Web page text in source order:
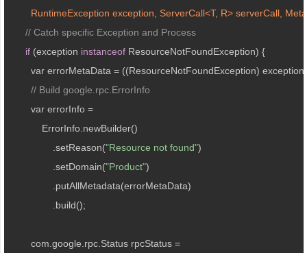
RuntimeException exception, ServerCall<T, R> serverCall,
// Catch specific Exception and Process
if (exception instanceof ResourceNotFoundException) {
var errorMetaData = ((ResourceNotFoundException)
// Build google.rpc.ErrorInfo
        var errorInfo =
            ErrorInfo.newBuilder()
                .setReason(
"Resource not found")
                .setDomain(
"Product")
                .putAllMetadata(errorMetaData)
                .build();
        com.google.rpc.Status rpcStatus =